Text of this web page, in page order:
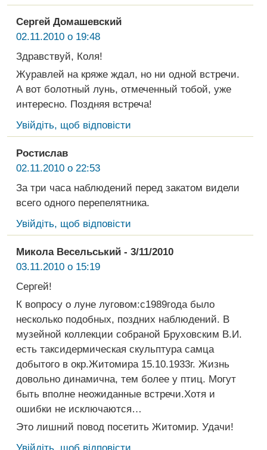
Сергей Домашевский
02.11.2010 о 19:48
Здравствуй, Коля!
Журавлей на кряже ждал, но ни одной встречи.
А вот болотный лунь, отмеченный тобой, уже
интересно. Поздняя встреча!
Увійдіть, щоб відповісти
Ростислав
02.11.2010 о 22:53
За три часа наблюдений перед закатом видели
всего одного перепелятника.
Увійдіть, щоб відповісти
Микола Весельський - 3/11/2010
03.11.2010 о 15:19
Сергей!
К вопросу о луне луговом:с1989года было
несколько подобных, поздних наблюдений. В
музейной коллекции собраной Бруховским В.И.
есть таксидермическая скульптура самца
добытого в окр.Житомира 15.10.1933г. Жизнь
довольно динамична, тем более у птиц. Могут
быть вполне неожиданные встречи.Хотя и
ошибки не исключаются…
Это лишний повод посетить Житомир. Удачи!